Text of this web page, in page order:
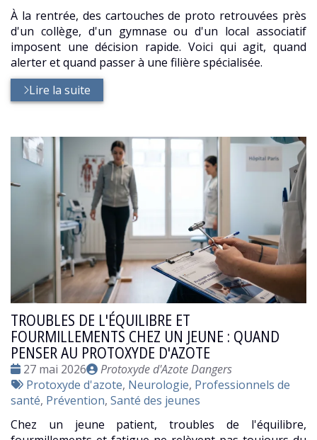
À la rentrée, des cartouches de proto retrouvées près
d'un collège, d'un gymnase ou d'un local associatif
imposent une décision rapide. Voici qui agit, quand
alerter et quand passer à une filière spécialisée.
Lire la suite
TROUBLES DE L'ÉQUILIBRE ET
FOURMILLEMENTS CHEZ UN JEUNE : QUAND
PENSER AU PROTOXYDE D'AZOTE
Date
:
27 mai 2026
Publié
par
Protoxyde d'Azote Dangers
Tags
:
Protoxyde d'azote, Neurologie, Professionnels de
santé, Prévention, Santé des jeunes
Chez un jeune patient, troubles de l'équilibre,